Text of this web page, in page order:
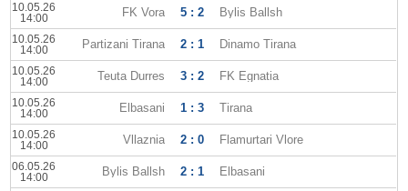
10.05.26
14:00
FK Vora 5 : 2 Bylis Ballsh
10.05.26
14:00
Partizani Tirana 2 : 1 Dinamo Tirana
10.05.26
14:00
Teuta Durres 3 : 2 FK Egnatia
10.05.26
14:00
Elbasani 1 : 3 Tirana
10.05.26
14:00
Vllaznia 2 : 0 Flamurtari Vlore
06.05.26
14:00
Bylis Ballsh 2 : 1 Elbasani